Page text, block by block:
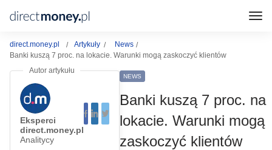
direct.money.pl Artykuły
News
Banki kuszą 7 proc. na lokacie. Warunki mogą zaskoczyć klientów
Eksperci
direct.money.pl
Analitycy
NEWS
Banki kuszą 7 proc. na
lokacie. Warunki mogą
zaskoczyć klientów